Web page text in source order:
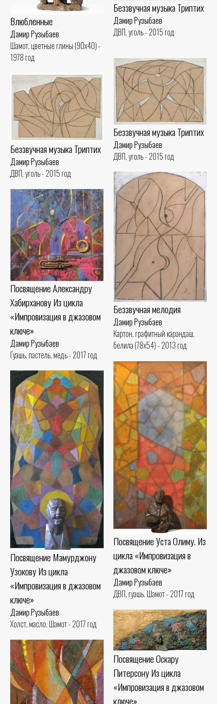
Влюбленные
Дамир Рузыбаев
Шамот, цветные глины (90x40) -
1978 год
Беззвучная музыка Триптих
Дамир Рузыбаев
ДВП, уголь - 2015 год
Беззвучная музыка Триптих
Дамир Рузыбаев
ДВП, уголь - 2015 год
Беззвучная музыка Триптих
Дамир Рузыбаев
ДВП, уголь - 2015 год
Беззвучная мелодия
Дамир Рузыбаев
Картон, графитный карандаш,
белила (78x54) - 2013 год
Посвящение Александру
Хабирханову Из цикла
«Импровизация в джазовом
ключе»
Дамир Рузыбаев
Гуашь, пастель, медь - 2017 год
Посвящение Уста Олиму. Из
цикла «Импровизация в
джазовом ключе»
Дамир Рузыбаев
ДВП, гуашь. Шамот - 2017 год
Посвящение Мамурджону
Узокову Из цикла
«Импровизация в джазовом
ключе»
Дамир Рузыбаев
Холст, масло. Шамот - 2017 год
Посвящение Оскару
Питерсону Из цикла
«Импровизация в джазовом
ключе»